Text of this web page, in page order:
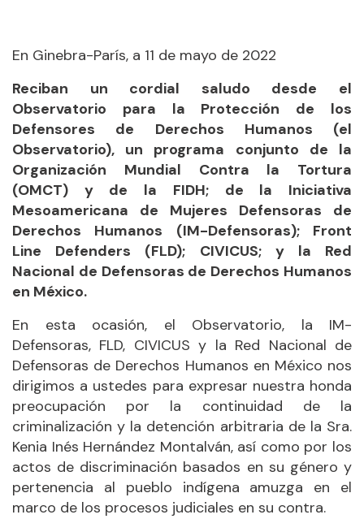
En Ginebra-París, a 11 de mayo de 2022
Reciban un cordial saludo desde el
Observatorio para la Protección de los
Defensores de Derechos Humanos (el
Observatorio), un programa conjunto de la
Organización Mundial Contra la Tortura
(OMCT) y de la FIDH; de la Iniciativa
Mesoamericana de Mujeres Defensoras de
Derechos Humanos (IM-Defensoras); Front
Line Defenders (FLD); CIVICUS; y la Red
Nacional de Defensoras de Derechos Humanos
en México.
En esta ocasión, el Observatorio, la IM-
Defensoras, FLD, CIVICUS y la Red Nacional de
Defensoras de Derechos Humanos en México nos
dirigimos a ustedes para expresar nuestra honda
preocupación por la continuidad de la
criminalización y la detención arbitraria de la Sra.
Kenia Inés Hernández Montalván, así como por los
actos de discriminación basados en su género y
pertenencia al pueblo indígena amuzga en el
marco de los procesos judiciales en su contra.